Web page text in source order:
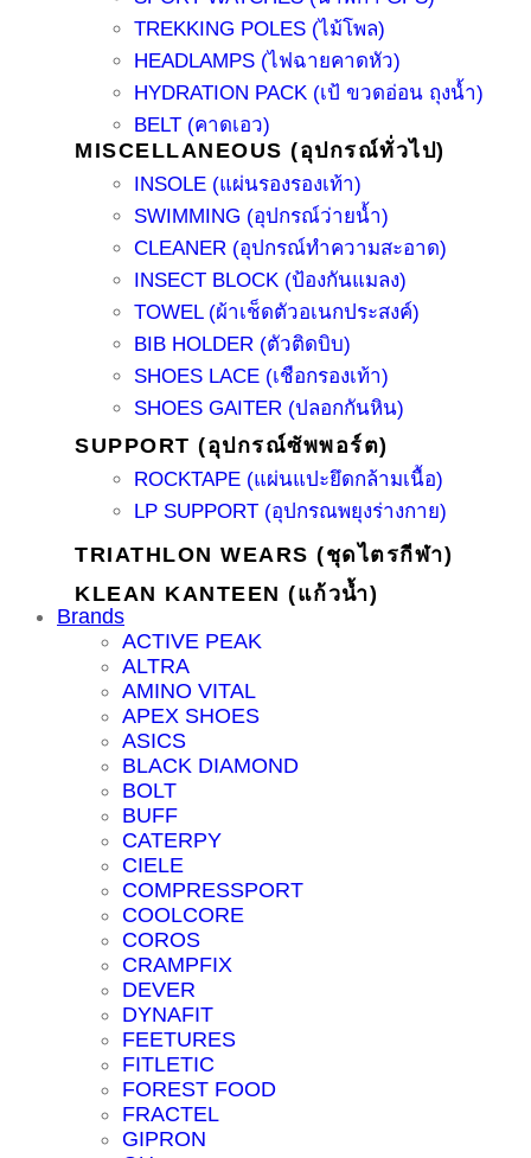
TREKKING POLES (ไม้โพล)
HEADLAMPS (ไฟฉายคาดหัว)
HYDRATION PACK (เป้ ขวดอ่อน ถุงน้ำ)
BELT (คาดเอว)
MISCELLANEOUS (อุปกรณ์ทั่วไป)
INSOLE (แผ่นรองรองเท้า)
SWIMMING (อุปกรณ์ว่ายน้ำ)
CLEANER (อุปกรณ์ทำความสะอาด)
INSECT BLOCK (ป้องกันแมลง)
TOWEL (ผ้าเช็ดตัวอเนกประสงค์)
BIB HOLDER (ตัวติดบิบ)
SHOES LACE (เชือกรองเท้า)
SHOES GAITER (ปลอกกันหิน)
SUPPORT (อุปกรณ์ซัพพอร์ต)
ROCKTAPE (แผ่นแปะยึดกล้ามเนื้อ)
LP SUPPORT (อุปกรณพยุงร่างกาย)
TRIATHLON WEARS (ชุดไตรกีฬา)
KLEAN KANTEEN (แก้วน้ำ)
Brands
ACTIVE PEAK
ALTRA
AMINO VITAL
APEX SHOES
ASICS
BLACK DIAMOND
BOLT
BUFF
CATERPY
CIELE
COMPRESSPORT
COOLCORE
COROS
CRAMPFIX
DEVER
DYNAFIT
FEETURES
FITLETIC
FOREST FOOD
FRACTEL
GIPRON